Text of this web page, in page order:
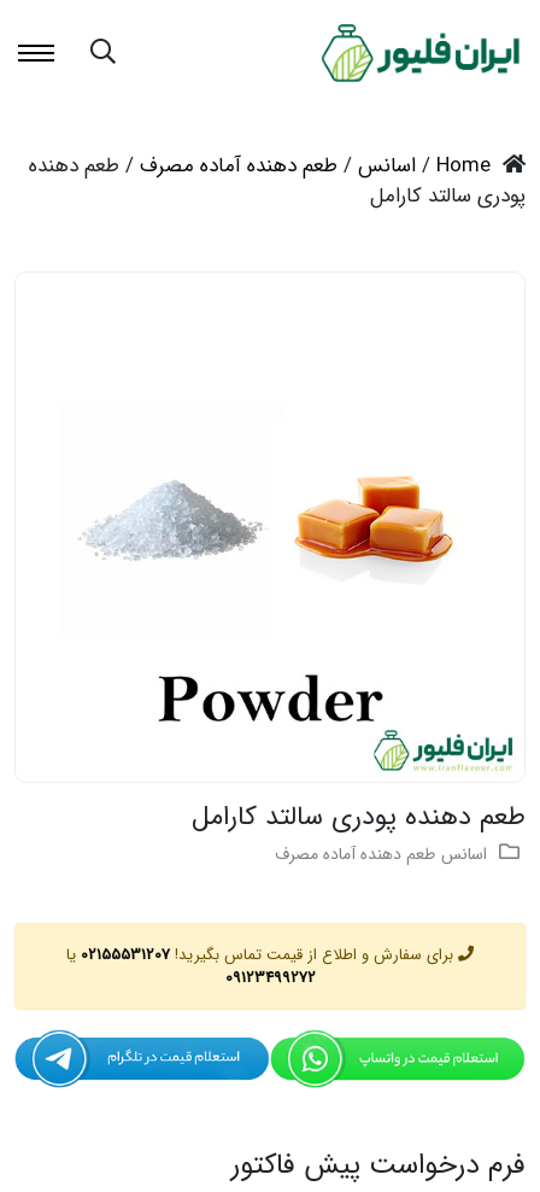
Home
/اسانس/ طعم دهنده آماده مصرف/ طعم دهنده
پودری سالتد کارامل
طعم دهنده پودری سالتد کارامل
اسانس طعم دهنده آماده مصرف
برای سفارش و اطلاع از قیمت تماس بگیرید!02155531207 یا
09123499272
فرم درخواست پیش فاکتور